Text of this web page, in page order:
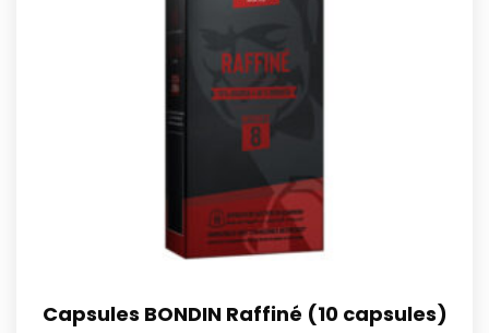
Capsules BONDIN Raffiné (10 capsules)